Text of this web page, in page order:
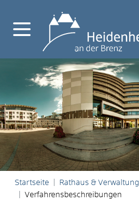
Startseite Rathaus & Verwaltung
Verfahrensbeschreibungen